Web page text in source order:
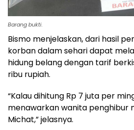
Barang bukti.
Bismo menjelaskan, dari hasil
korban dalam sehari dapat
hidung belang dengan tarif
ribu rupiah.
“Kalau dihitung Rp 7 juta per
menawarkan wanita penghibur
Michat,” jelasnya.